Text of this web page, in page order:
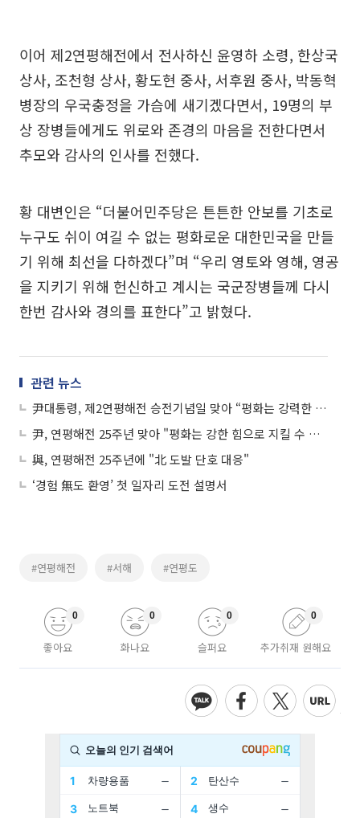
이어 제2연평해전에서 전사하신 윤영하 소령, 한상국
상사, 조천형 상사, 황도현 중사, 서후원 중사, 박동혁
병장의 우국충정을 가슴에 새기겠다면서, 19명의 부
상 장병들에게도 위로와 존경의 마음을 전한다면서
추모와 감사의 인사를 전했다.
황 대변인은 “더불어민주당은 튼튼한 안보를 기초로
누구도 쉬이 여길 수 없는 평화로운 대한민국을 만들
기 위해 최선을 다하겠다”며 “우리 영토와 영해, 영공
을 지키기 위해 헌신하고 계시는 국군장병들께 다시
한번 감사와 경의를 표한다”고 밝혔다.
관련 뉴스
尹대통령, 제2연평해전 승전기념일 맞아 “평화는 강력한 힘으로 지키는 것”
尹, 연평해전 25주년 맞아 "평화는 강한 힘으로 지킬 수 있어"
與, 연평해전 25주년에 "北 도발 단호 대응"
‘경험 無도 환영’ 첫 일자리 도전 설명서
#연평해전 #서해 #연평도
좋아요
0
화나요
0
슬퍼요
0
추가취재 원해요
0